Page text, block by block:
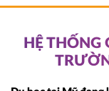
HỆ THỐNG